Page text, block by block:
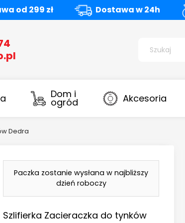
od 299 zł Dostawa w 24h
Dom i
ogród Akcesoria
Dedra
Paczka zostanie wysłana w najbliższy
dzień roboczy
Szlifierka Zacieraczka do tynków